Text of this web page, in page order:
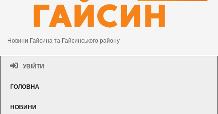
Новини Гайсина та Гайсинського району
УВІЙТИ
ГОЛОВНА
НОВИНИ